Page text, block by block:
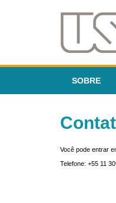
SOBRE
Você pode entrar
Telefone: +55 11